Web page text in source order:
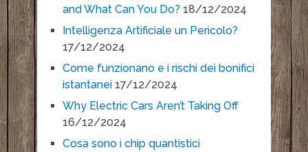
and What Can You Do? 18/12/2024
Intelligenza Artificiale un Pericolo?
17/12/2024
Come funzionano e i rischi dei bonifici
istantanei 17/12/2024
Why Electric Cars Aren’t Taking Off
16/12/2024
Cosa sono i chip quantistici